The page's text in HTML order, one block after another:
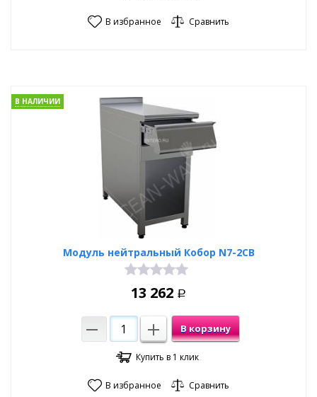
В избранное Сравнить
Модуль нейтральный Кобор N7-2CB
В НАЛИЧИИ
13 262 Р
В корзину
Купить в 1 клик
В избранное Сравнить